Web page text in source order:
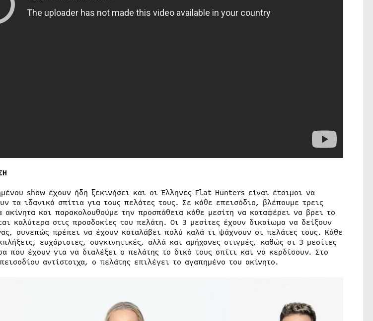
show έχουν ήδη ξεκινήσει και οι Έλληνες Flat Hunters είναι έτοιμοι να
τα ιδανικά σπίτια για τους πελάτες τους. Σε κάθε επεισόδιο, βλέπουμε τρεις
ακίνητα και παρακολουθούμε την προσπάθεια κάθε μεσίτη να καταφέρει να βρει το
καλύτερα στις προσδοκίες του πελάτη. Οι 3 μεσίτες έχουν δικαίωμα να δείξουν
συνεπώς πρέπει να έχουν καταλάβει πολύ καλά τι ψάχνουν οι πελάτες τους. Κάθε
ευχάριστες, συγκινητικές, αλλά και αμήχανες στιγμές, καθώς οι 3 μεσίτες
που έχουν για να διαλέξει ο πελάτης το δικό τους σπίτι και να κερδίσουν. Στο
αντίστοιχα, ο πελάτης επιλέγει το αγαπημένο του ακίνητο.